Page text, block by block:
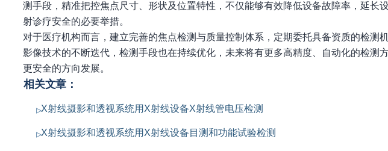
测手段，精准把控焦点尺寸、形状及位置特性，不仅能够有效降低设备故障率，延长
射诊疗安全的必要举措。
对于医疗机构而言，建立完善的焦点检测与质量控制体系，定期委托具备资质的检测
影像技术的不断迭代，检测手段也在持续优化，未来将有更多高精度、自动化的检测
更安全的方向发展。
相关文章：
X射线摄影和透视系统用X射线设备X射线管电压检测
X射线摄影和透视系统用X射线设备目测和功能试验检测